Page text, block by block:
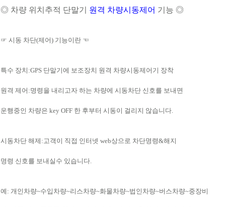
◎ 차량 위치추적 단말기 원격 차량시동제어 기능 ◎
☞ 시동 차단(제어) 기능이란 ☜
특수 장치:GPS 단말기에 보조장치 원격 차량시동제어기 장착
원격 제어:명령을 내리고자 하는 차량에 시동차단 신호를 보내면
운행중인 차량은 key OFF 한 후부터 시동이 걸리지 않습니다.
시동차단 해제:고객이 직접 인터넷 web상으로 차단명령&해지
명령 신호를 보내실수 있습니다.
예: 개인차량~수입차량~리스차량~화물차량~법인차량~버스차량~중장비